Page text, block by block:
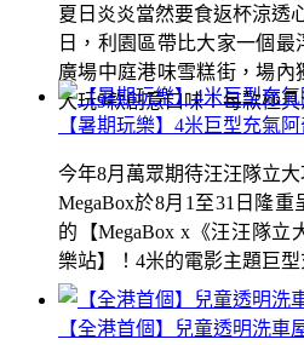
夏日炎炎當然要食返杯涼透
日，利園區帶比大家一個
廣場中庭港味雪糕街，場內
大玩9款創意口味！每款極
【全港首個】兒童透明洗車
【暑期玩樂】4米巨型充氣
今年8月萬眾期待汪汪隊立
MegaBox於8月1至31日隆
的【MegaBox x《汪汪隊
樂站】！4米的電影主題巨型